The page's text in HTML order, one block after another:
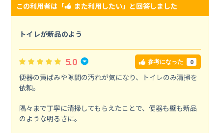
この利用者は「 また利用したい」と回答しました
トイレが新品のよう
5.0 参考になった 0
便器の黄ばみや隙間の汚れが気になり、トイレのみ清掃を
依頼。
隅々まで丁寧に清掃してもらえたことで、便器も壁も新品
のような明るさに。